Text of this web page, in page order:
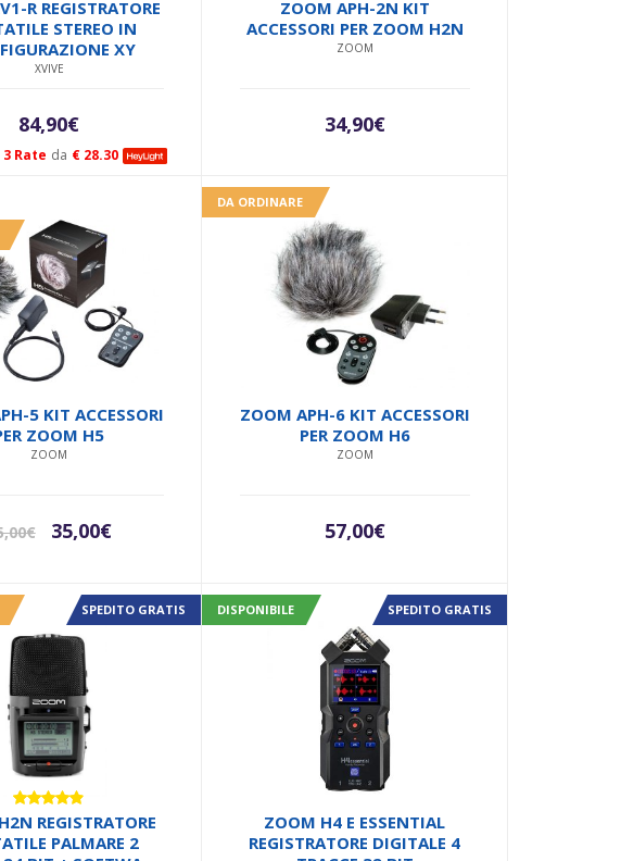
3 Rate da € 28.30
R REGISTRATORE
STEREO IN
XY
XVIVE
84,90€
ZOOM APH-2N KIT
ACCESSORI PER ZOOM H2N
ZOOM
34,90€
5 KIT ACCESSORI
ZOOM H5
ZOOM
€
Il
era:
45,00€.
35,00€Il
è:
35,00€.
DA ORDINARE
ZOOM APH-6 KIT ACCESSORI
PER ZOOM H6
ZOOM
57,00€
SPEDITO GRATIS
Valutato
4.75 su 5
REGISTRATORE
PALMARE 2
DISPONIBILE SPEDITO GRATIS
ZOOM H4 E ESSENTIAL
REGISTRATORE DIGITALE 4